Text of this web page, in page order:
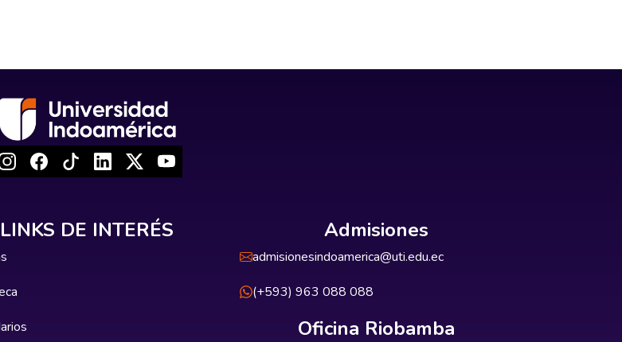
LINKS DE INTERÉS Admisiones
admisionesindoamerica@uti.edu.ec
(+593) 963 088 088
Oficina Riobamba